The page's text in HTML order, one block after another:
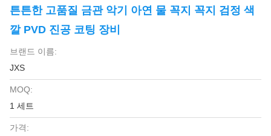
튼튼한 고품질 금관 악기 아연 물 꼭지 꼭지 검정 색
깔 PVD 진공 코팅 장비
브랜드 이름:
JXS
MOQ:
1 세트
가격: